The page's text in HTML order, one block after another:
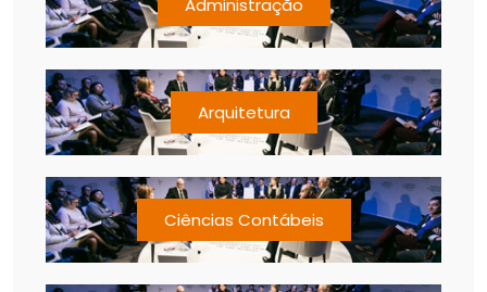
Administração
Arquitetura
Ciências Contábeis